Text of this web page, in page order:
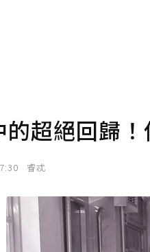
的超絕回歸
睿忒